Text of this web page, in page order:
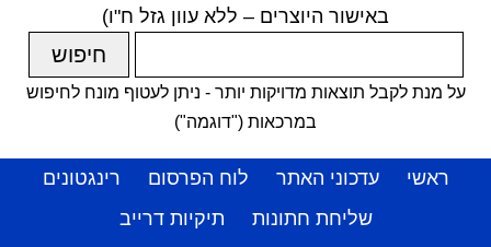
באישור היוצרים – ללא עוון גזל ח"ו)
על מנת לקבל תוצאות מדויקות יותר - ניתן לעטוף מונח לחיפוש
במרכאות ("דוגמה")
ראשי עדכוני האתר לוח הפרסום
רינגטונים
שליחת חתונות
תיקיות דרייב